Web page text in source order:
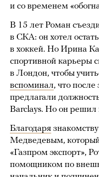
и со временем
В 15 лет Роман
в СКА: он хотел
в хоккей. Но Ирина
спортивной карьеры
в Лондон, чтобы
вспоминал, что
предлагали
Barclays. Но он решил
Благодаря
Медведевым, который
«Газпром экспорт»,
помощником по